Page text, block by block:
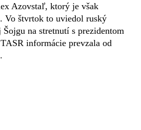
Azovstaľ, ktorý je však
Vo štvrtok to uviedol ruský
na stretnutí s prezidentom
informácie prevzala od